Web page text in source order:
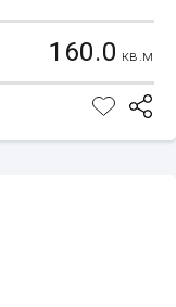
160.0 кв.м